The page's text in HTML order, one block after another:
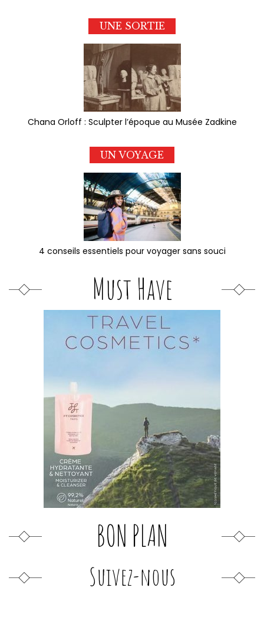
UNE SORTIE
Chana Orloff : Sculpter l’époque au Musée Zadkine
UN VOYAGE
4 conseils essentiels pour voyager sans souci
Must Have
BON PLAN
Suivez-nous